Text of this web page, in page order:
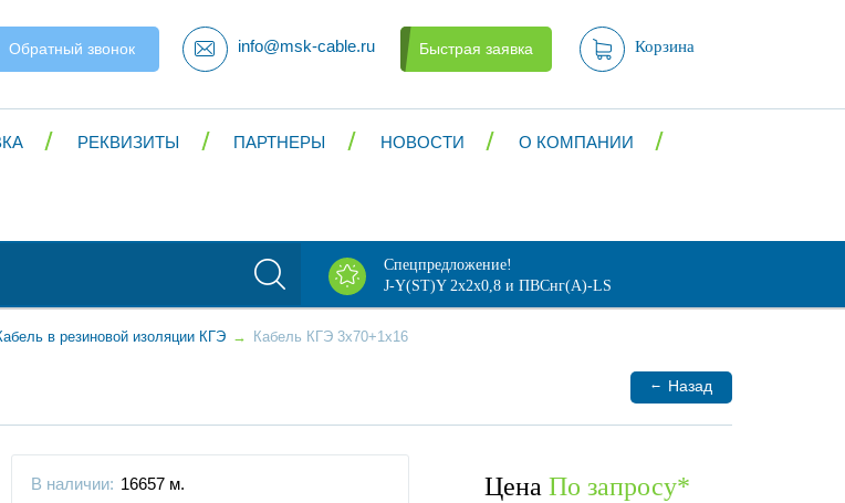
Обратный звонок info@msk-cable.ru Быстрая заявка Корзина
РЕКВИЗИТЫ ПАРТНЕРЫ НОВОСТИ О КОМПАНИИ
Спецпредложение!
J-Y(ST)Y 2х2х0,8 и ПВСнг(А)-LS
в резиновой изоляции КГЭ → Кабель КГЭ 3x70+1x16
← Назад
В наличии: 16657 м. Цена По запросу*